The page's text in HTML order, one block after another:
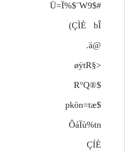
Ü=Ï%$¨W9$#
ÇÌÈ bÎ)
@ä.
<§øÿtR
$®R°Q
$pkön=tæ
ÔáÏù%tn
ÇÍÈ